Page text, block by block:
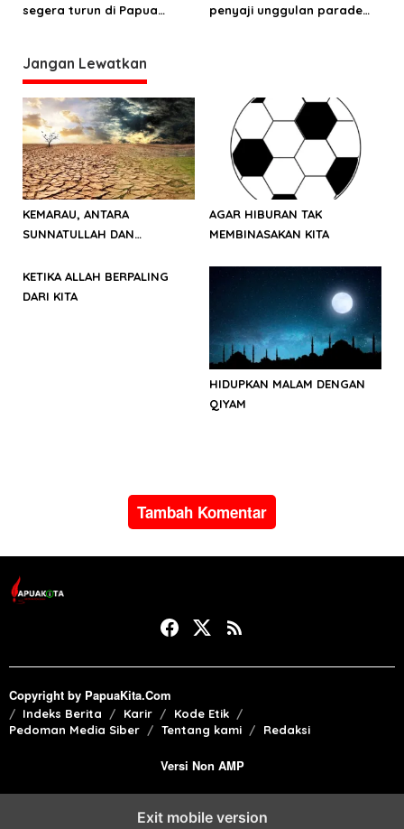
2025
segera turun di Papua
penyaji unggulan parade
Jangan Lewatkan
KEMARAU, ANTARA
SUNNATULLAH DAN
AGAR HIBURAN TAK
MEMBINASAKAN KITA
KETIKA ALLAH BERPALING
DARI KITA
HIDUPKAN MALAM DENGAN
QIYAM
Tambah Komentar
Copyright by PapuaKita.Com
Indeks Berita Karir
Kode Etik
Pedoman Media Siber
Tentang kami Redaksi
Versi Non AMP
Exit mobile version